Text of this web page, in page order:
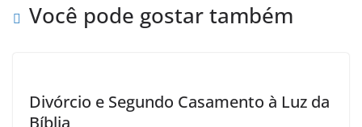
Você pode gostar também
Divórcio e Segundo Casamento à Luz da